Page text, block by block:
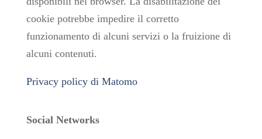
cookie potrebbe impedire il corretto
funzionamento di alcuni servizi o la fruizione di
alcuni contenuti.
Privacy policy di Matomo
Social Networks